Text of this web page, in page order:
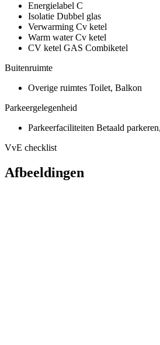
Energielabel C
Isolatie Dubbel glas
Verwarming Cv ketel
Warm water Cv ketel
CV ketel GAS Combiketel
Buitenruimte
Overige ruimtes Toilet, Balkon
Parkeergelegenheid
Parkeerfaciliteiten Betaald
VvE checklist
Afbeeldingen